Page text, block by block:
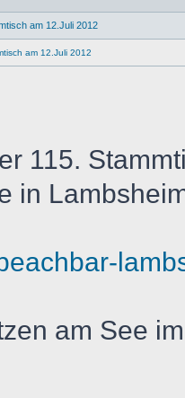
am 12.Juli 2012
am 12.Juli 2012
115.
in
am See